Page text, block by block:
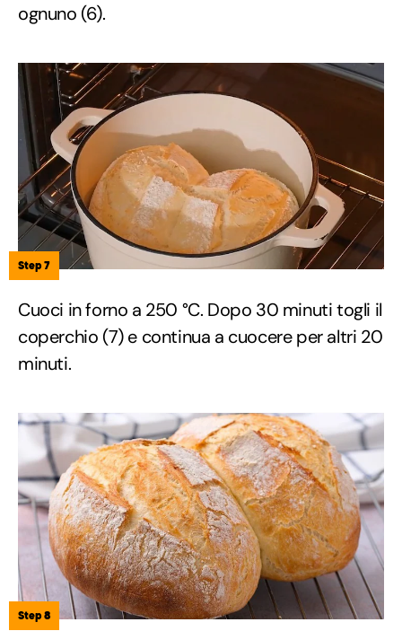
ognuno (6).
Step 7
Cuoci in forno a 250 °C. Dopo 30 minuti togli il
coperchio (7) e continua a cuocere per altri 20
minuti.
Step 8